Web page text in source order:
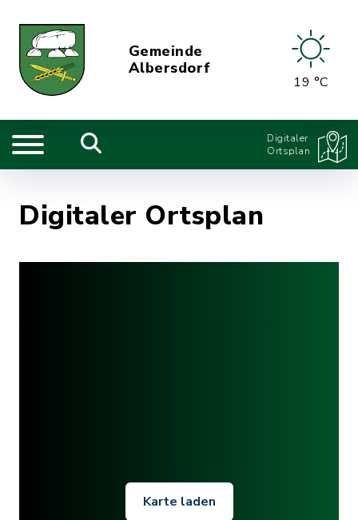
Gemeinde
Albersdorf
19 °C
Digitaler
Ortsplan
Digitaler Ortsplan
Karte laden